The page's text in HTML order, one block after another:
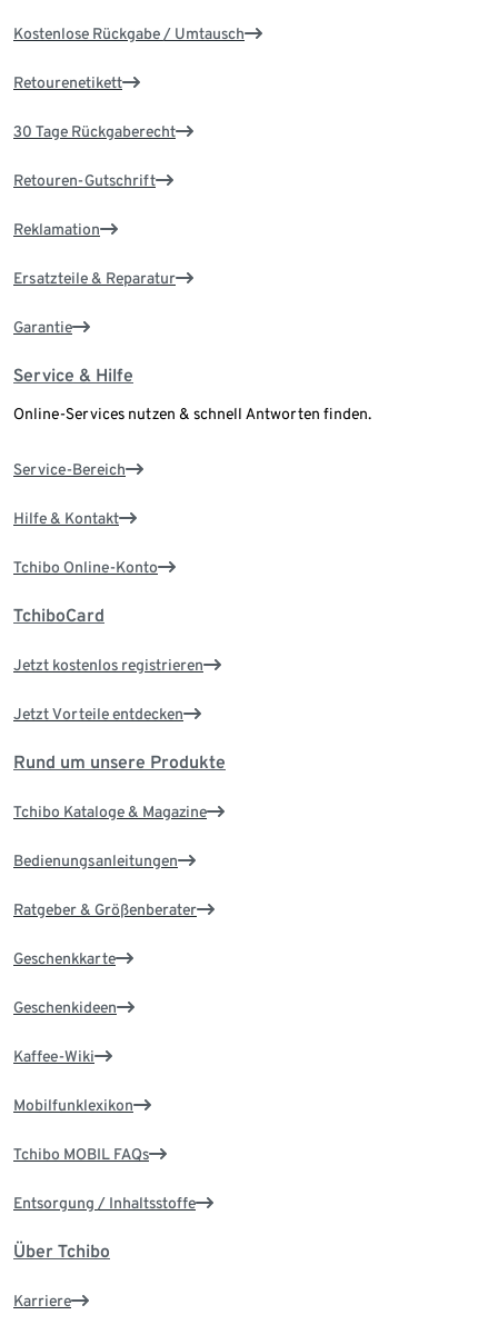
Kostenlose Rückgabe / Umtausch
Retourenetikett
30 Tage Rückgaberecht
Retouren-Gutschrift
Reklamation
Ersatzteile & Reparatur
Garantie
Service & Hilfe
Online-Services nutzen & schnell Antworten finden.
Service-Bereich
Hilfe & Kontakt
Tchibo Online-Konto
TchiboCard
Jetzt kostenlos registrieren
Jetzt Vorteile entdecken
Rund um unsere Produkte
Tchibo Kataloge & Magazine
Bedienungsanleitungen
Ratgeber & Größenberater
Geschenkkarte
Geschenkideen
Kaffee-Wiki
Mobilfunklexikon
Tchibo MOBIL FAQs
Entsorgung / Inhaltsstoffe
Über Tchibo
Karriere